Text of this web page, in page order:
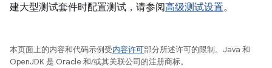
建大型测试套件时配置测试，请参阅高级测试设置。
本页面上的内容和代码示例受内容许可部分所述许可的限制。Java 和
OpenJDK 是 Oracle 和/或其关联公司的注册商标。